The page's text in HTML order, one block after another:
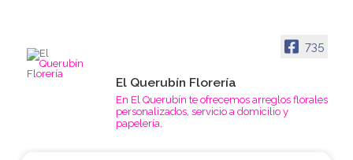
735
El Querubín Florería
En El Querubín te ofrecemos arreglos florales
personalizados, servicio a domicilio y
papelería.